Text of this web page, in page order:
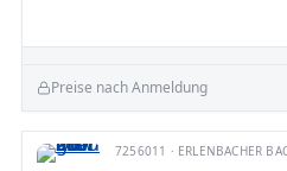
Preise nach Anmeldung
7256011 · ERLENBACHER